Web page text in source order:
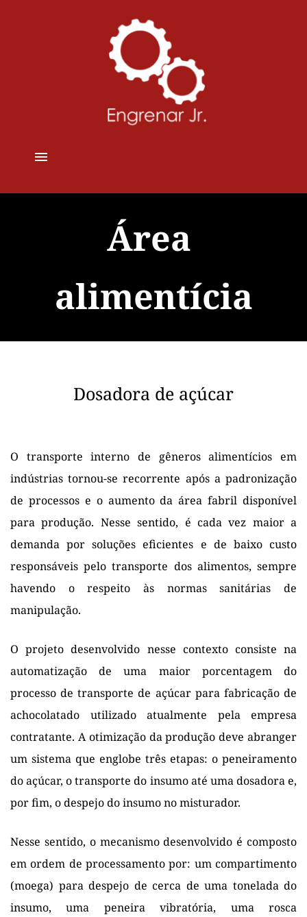
Área
alimentícia
Dosadora de açúcar
O transporte interno de gêneros alimentícios em
indústrias tornou-se recorrente após a padronização
de processos e o aumento da área fabril disponível
para produção. Nesse sentido, é cada vez maior a
demanda por soluções eficientes e de baixo custo
responsáveis pelo transporte dos alimentos, sempre
havendo o respeito às normas sanitárias de
manipulação.
O projeto desenvolvido nesse contexto consiste na
automatização de uma maior porcentagem do
processo de transporte de açúcar para fabricação de
achocolatado utilizado atualmente pela empresa
contratante. A otimização da produção deve abranger
um sistema que englobe três etapas: o peneiramento
do açúcar, o transporte do insumo até uma dosadora e,
por fim, o despejo do insumo no misturador.
Nesse sentido, o mecanismo desenvolvido é composto
em ordem de processamento por: um compartimento
(moega) para despejo de cerca de uma tonelada do
insumo, uma peneira vibratória, uma rosca